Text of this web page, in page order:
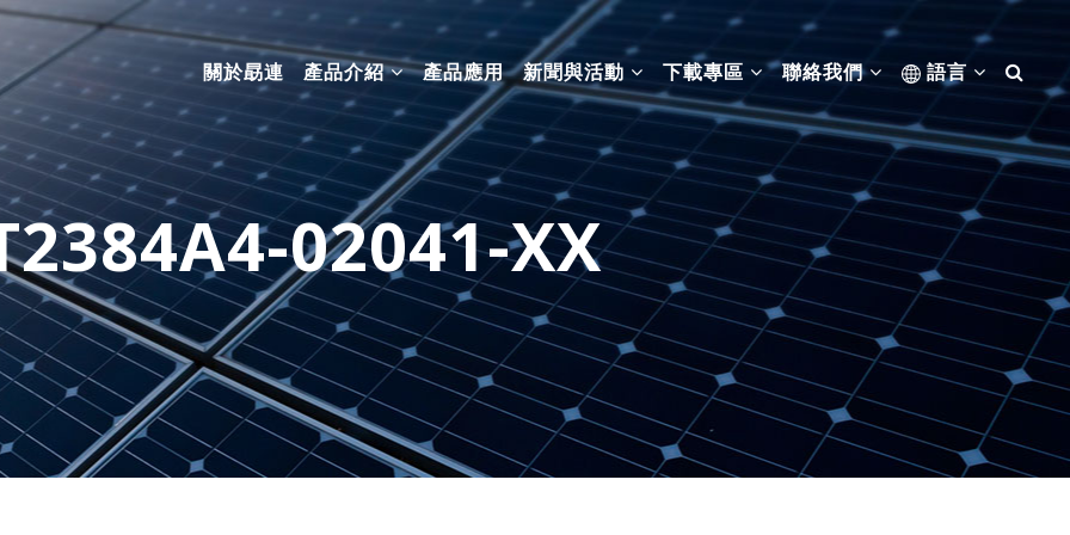
關於勗連 產品介紹 產品應用 新聞與活動 下載專區 聯絡我們 語言
02041-XX